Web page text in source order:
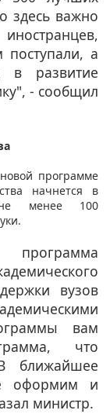
здесь важно
а
в развитие
- сообщил
программе
начнется в
не менее 100
программа
вузов
вам
что
ближайшее
оформим и
министр.